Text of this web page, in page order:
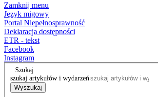
Zamknij menu
Język migowy
Portal Niepełnosprawność
Deklaracja dostępności
ETR - tekst
Facebook
Instagram
Szukaj
szukaj artykułów i wydarzeń
Wyszukaj